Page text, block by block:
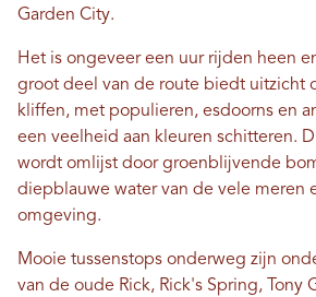
Garden City.
Het is ongeveer een uur rijden heen
groot deel van de route biedt uitzicht
kliffen, met populieren, esdoorns en
een veelheid aan kleuren schitteren.
wordt omlijst door groenblijvende
diepblauwe water van de vele meren
omgeving.
Mooie tussenstops onderweg zijn
van de oude Rick, Rick's Spring, Tony